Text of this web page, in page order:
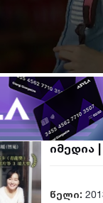
იმედია |
წელი: